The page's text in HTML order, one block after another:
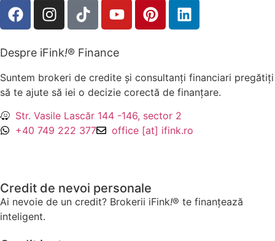
Despre iFink!® Finance
Suntem brokeri de credite și consultanți financiari pregătiți
să te ajute să iei o decizie corectă de finanțare.
Str. Vasile Lascăr 144 -146, sector 2
+40 749 222 377
office [at] ifink.ro
Credit de nevoi personale
Ai nevoie de un credit? Brokerii iFink!® te finanțează
inteligent.